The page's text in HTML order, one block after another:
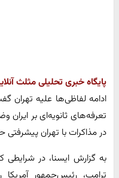
پایگاه خبری تحلیلی مثلث
ادامه لفاظی‌ها علیه تهران
تعرفه‌های ثانویه‌ای بر
در مذاکرات با تهران
به گزارش ایسنا، در شرایطی
ترامپ، رئیس‌جمهور